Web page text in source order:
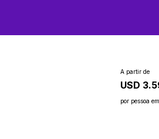
A partir de
USD
por pessoa